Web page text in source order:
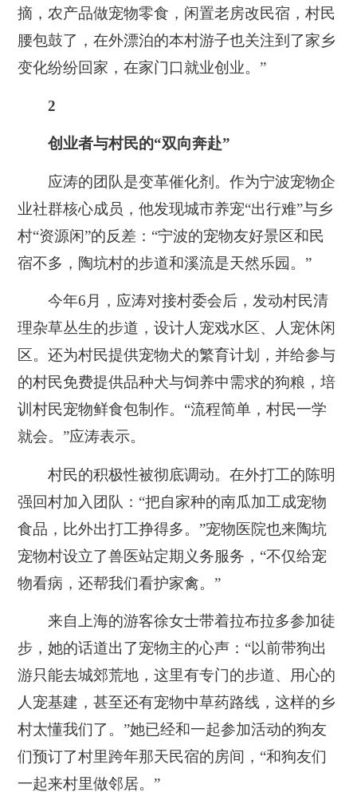
摘，农产品做宠物零食，闲置老房改民宿，村民
腰包鼓了，在外漂泊的本村游子也关注到了家乡
变化纷纷回家，在家门口就业创业。”
2
创业者与村民的“双向奔赴”
应涛的团队是变革催化剂。作为宁波宠物企
业社群核心成员，他发现城市养宠“出行难”与乡
村“资源闲”的反差：“宁波的宠物友好景区和民
宿不多，陶坑村的步道和溪流是天然乐园。”
今年6月，应涛对接村委会后，发动村民清
理杂草丛生的步道，设计人宠戏水区、人宠休闲
区。还为村民提供宠物犬的繁育计划，并给参与
的村民免费提供品种犬与饲养中需求的狗粮，培
训村民宠物鲜食包制作。“流程简单，村民一学
就会。”应涛表示。
村民的积极性被彻底调动。在外打工的陈明
强回村加入团队：“把自家种的南瓜加工成宠物
食品，比外出打工挣得多。”宠物医院也来陶坑
宠物村设立了兽医站定期义务服务，“不仅给宠
物看病，还帮我们看护家禽。”
来自上海的游客徐女士带着拉布拉多参加徒
步，她的话道出了宠物主的心声：“以前带狗出
游只能去城郊荒地，这里有专门的步道、用心的
人宠基建，甚至还有宠物中草药路线，这样的乡
村太懂我们了。”她已经和一起参加活动的狗友
们预订了村里跨年那天民宿的房间，“和狗友们
一起来村里做邻居。”